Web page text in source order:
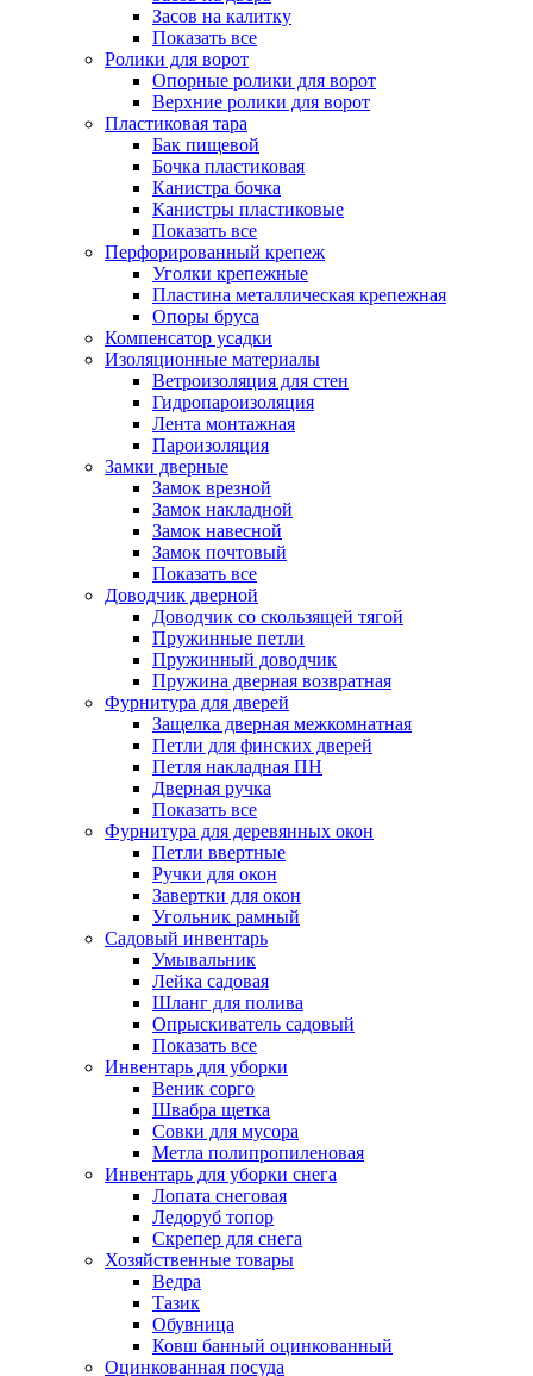
Засов на калитку
Показать все
Ролики для ворот
Опорные ролики для ворот
Верхние ролики для ворот
Пластиковая тара
Бак пищевой
Бочка пластиковая
Канистра бочка
Канистры пластиковые
Показать все
Перфорированный крепеж
Уголки крепежные
Пластина металлическая крепежная
Опоры бруса
Компенсатор усадки
Изоляционные материалы
Ветроизоляция для стен
Гидропароизоляция
Лента монтажная
Пароизоляция
Замки дверные
Замок врезной
Замок накладной
Замок навесной
Замок почтовый
Показать все
Доводчик дверной
Доводчик со скользящей тягой
Пружинные петли
Пружинный доводчик
Пружина дверная возвратная
Фурнитура для дверей
Защелка дверная межкомнатная
Петли для финских дверей
Петля накладная ПН
Дверная ручка
Показать все
Фурнитура для деревянных окон
Петли ввертные
Ручки для окон
Завертки для окон
Угольник рамный
Садовый инвентарь
Умывальник
Лейка садовая
Шланг для полива
Опрыскиватель садовый
Показать все
Инвентарь для уборки
Веник сорго
Швабра щетка
Совки для мусора
Метла полипропиленовая
Инвентарь для уборки снега
Лопата снеговая
Ледоруб топор
Скрепер для снега
Хозяйственные товары
Ведра
Тазик
Обувница
Ковш банный оцинкованный
Оцинкованная посуда